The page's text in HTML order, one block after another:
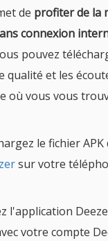
de profiter de la
connexion
pouvez
qualité et les
où vous vous
le fichier
sur votre
l'application
votre compte